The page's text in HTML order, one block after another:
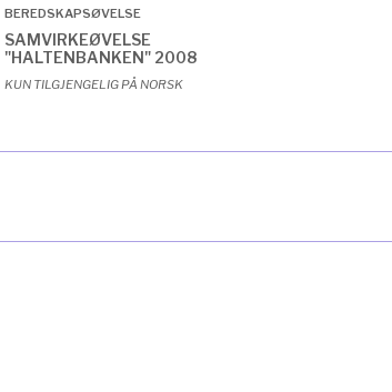
BEREDSKAPSØVELSE
SAMVIRKEØVELSE
"HALTENBANKEN" 2008
KUN TILGJENGELIG PÅ NORSK